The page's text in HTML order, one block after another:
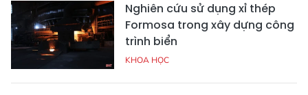
Nghiên cứu sử dụng xỉ thép
Formosa trong xây dựng công
trình biển
KHOA HỌC